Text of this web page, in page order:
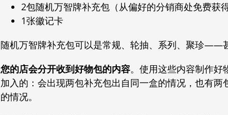
2包随机万智牌补充包（从偏好的分销商处免费获得
1张徽记卡
随机万智牌补充包可以是常规、轮抽、系列、聚珍——
您的店会分开收到好物包的内容。使用这些内容制作好
加入的：会出现两包补充包出自同一盒的情况，也有
的情况。